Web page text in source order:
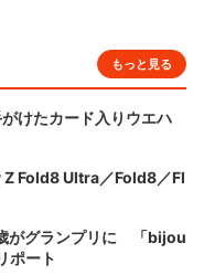
もっと見る
けたカード入りウエハ
Fold8 Ultra／Fold8／Fl
がグランプリに 「bijou
ポート